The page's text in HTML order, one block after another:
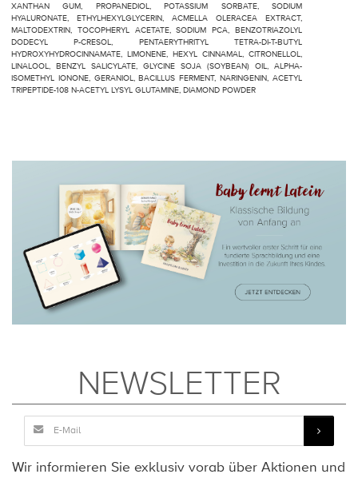
XANTHAN GUM, PROPANEDIOL, POTASSIUM SORBATE, SODIUM
HYALURONATE, ETHYLHEXYLGLYCERIN, ACMELLA OLERACEA EXTRACT,
MALTODEXTRIN, TOCOPHERYL ACETATE, SODIUM PCA, BENZOTRIAZOLYL
DODECYL P-CRESOL, PENTAERYTHRITYL TETRA-DI-T-BUTYL
HYDROXYHYDROCINNAMATE, LIMONENE, HEXYL CINNAMAL, CITRONELLOL,
LINALOOL, BENZYL SALICYLATE, GLYCINE SOJA (SOYBEAN) OIL, ALPHA-
ISOMETHYL IONONE, GERANIOL, BACILLUS FERMENT, NARINGENIN, ACETYL
TRIPEPTIDE-108 N-ACETYL LYSYL GLUTAMINE, DIAMOND POWDER
NEWSLETTER
Wir informieren Sie exklusiv vorab über Aktionen und